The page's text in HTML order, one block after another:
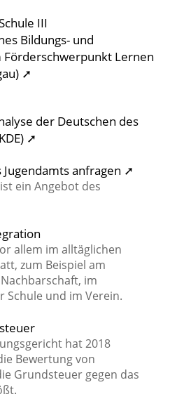
III
Bildungs- und
Lernen
➚
der Deutschen des
➚
anfragen ➚
ein Angebot des
allem im alltäglichen
zum Beispiel am
im
Schule und im Verein.
hat 2018
Bewertung von
Grundsteuer gegen das